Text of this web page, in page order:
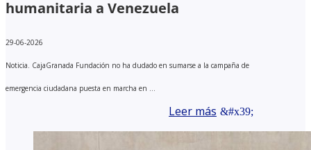
humanitaria a Venezuela
29-06-2026
Noticia. CajaGranada Fundación no ha dudado en sumarse a la campaña de
emergencia ciudadana puesta en marcha en ...
Leer más